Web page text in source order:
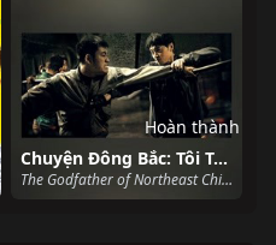
Chuyện Đông Bắc: Tôi Tên Triệu Hồng Binh
The Godfather of Northeast China (2022)
Hoàn thành